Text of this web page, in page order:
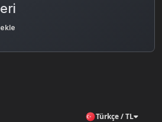
Türkçe / TL